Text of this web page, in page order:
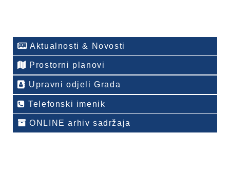
Aktualnosti & Novosti
Prostorni planovi
Upravni odjeli Grada
Telefonski imenik
ONLINE arhiv sadržaja